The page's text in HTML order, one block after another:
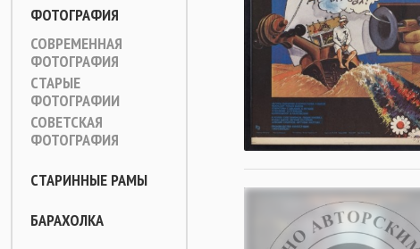
ФОТОГРАФИЯ
СОВРЕМЕННАЯ
ФОТОГРАФИЯ
СТАРЫЕ
ФОТОГРАФИИ
СОВЕТСКАЯ
ФОТОГРАФИЯ
СТАРИННЫЕ РАМЫ
БАРАХОЛКА